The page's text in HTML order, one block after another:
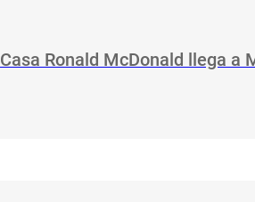
Casa Ronald McDonald llega a